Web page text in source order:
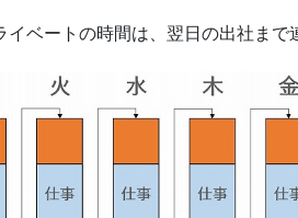
イベートの時間は、翌日の出社まで